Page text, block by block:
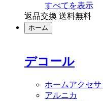
すべてを表示
返品交換 送料無料
ホーム
デコール
ホームアクセサ
アルニカ